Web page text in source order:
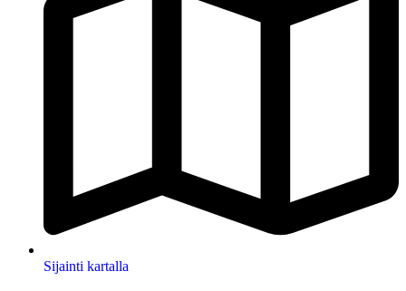
Sijainti kartalla